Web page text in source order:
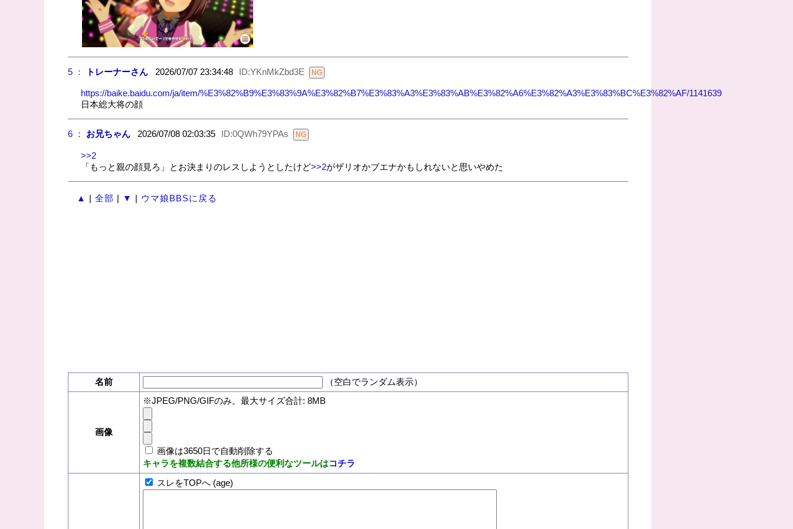
5 ： トレーナーさん2026/07/07 23:34:48 ID:YKnMkZbd3E
https://baike.baidu.com/ja/item/%E3%82%B9%E3%83%9A%E3%82%B7%E3%83%A3%E3%83%AB%E3%82%A6%E3%82%A3%E3%83%BC%E3%82%AF/1141639
日本総大将の顔
6 ： お兄ちゃん2026/07/08 02:03:35 ID:0QWh79YPAs
>>2
「もっと親の顔見ろ」とお決まりのレスしようとしたけど>>2がザリオかブエナかもしれないと思いやめた
▲ | 全部 | ▼ | ウマ娘BBSに戻る
名前 （空白でランダム表示）
画像
※JPEG/PNG/GIFのみ。最大サイズ合計: 8MB
画像は3650日で自動削除する
キャラを複数結合する他所様の便利なツールはコチラ
スレをTOPへ (age)